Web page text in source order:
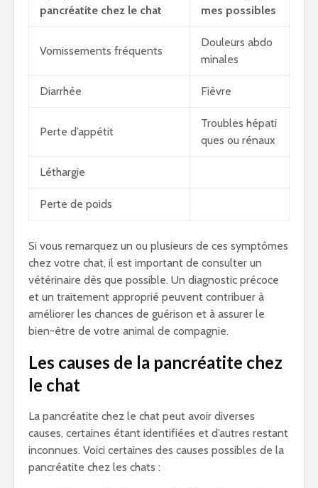
pancréatite chez le chat
mes possibles
Vomissements fréquents
Douleurs abdo
minales
Diarrhée Fièvre
Perte d’appétit
Troubles hépati
ques ou rénaux
Léthargie
Perte de poids
Si vous remarquez un ou plusieurs de ces symptômes
chez votre chat, il est important de consulter un
vétérinaire dès que possible. Un diagnostic précoce
et un traitement approprié peuvent contribuer à
améliorer les chances de guérison et à assurer le
bien-être de votre animal de compagnie.
Les causes de la pancréatite chez
le chat
La pancréatite chez le chat peut avoir diverses
causes, certaines étant identifiées et d’autres restant
inconnues. Voici certaines des causes possibles de la
pancréatite chez les chats :